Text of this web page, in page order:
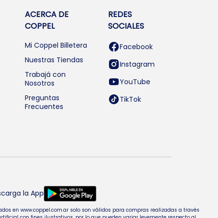
ACERCA DE
COPPEL
Mi Coppel Billetera
Nuestras Tiendas
Trabajá con
Nosotros
Preguntas
Frecuentes
REDES
SOCIALES
Facebook
Instagram
YouTube
TikTok
la App
en www.coppel.com.ar solo son válidos para compras realizadas a través